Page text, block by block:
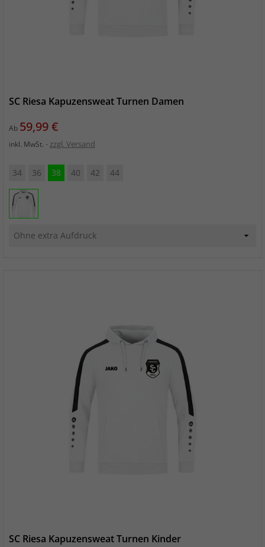
SC Riesa Kapuzensweat Turnen Damen
Ab Preis
59,99 €
inkl. MwSt. zzgl. Versand
34 36 38 40 42 44
SC Riesa Kapuzensweat Turnen Kinder